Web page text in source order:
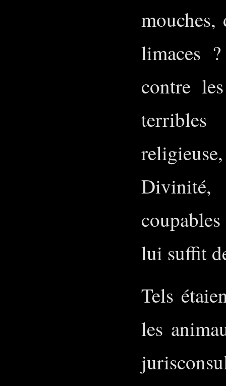
mouches,
limaces
contre
lui suffit
Tels
les